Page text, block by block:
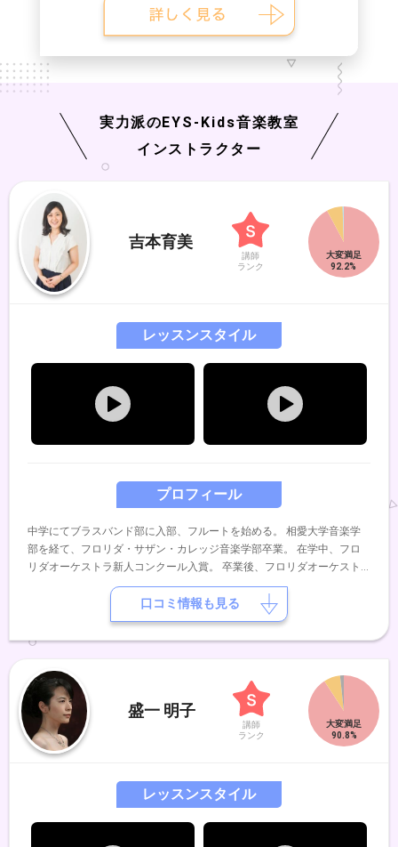
実力派のEYS-Kids音楽教室
インストラクター
吉本育美
講師
ランク
プロフィール
中学にてブラスバンド部に入部、フルートを始める。 相愛大学音楽学
部を経て、フロリダ・サザン・カレッジ音楽学部卒業。 在学中、フロ
リダオーケストラ新人コンクール入賞。 卒業後、フロリダオーケスト
ラにて複数のコンサートに出演。 帰国後は、アンサンブルを中心に演
奏活動を継続しており、ホール等でのコンサートを始め、イベントやレ
ストラン等でのライブにも多数出演中。
レッスンスタイル
口コミ情報も見る
盛一 明子
講師
ランク
レッスンスタイル